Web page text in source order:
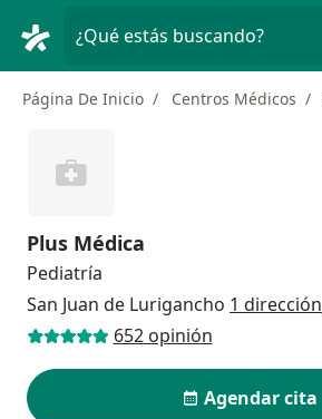
¿Qué estás buscando?
Página De Inicio Centros Médicos
Plus Médica
Pediatría
San Juan de Lurigancho 1 dirección
652 opinión
Agendar cita